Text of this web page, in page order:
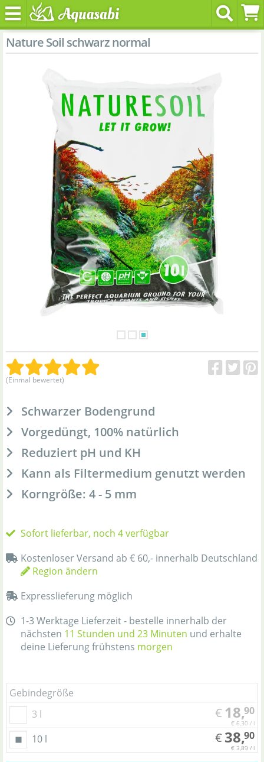
Nature Soil schwarz normal
(Einmal bewertet)
Schwarzer Bodengrund
Vorgedüngt, 100% natürlich
Reduziert pH und KH
Kann als Filtermedium genutzt werden
Korngröße: 4 - 5 mm
Sofort lieferbar, noch 4 verfügbar
Kostenloser Versand ab € 60,- innerhalb Deutschland
Region ändern
Expresslieferung möglich
1-3 Werktage Lieferzeit - bestelle innerhalb der
nächsten 11 Stunden und 23 Minuten und erhalte
deine Lieferung frühstens morgen
Gebindegröße
3 l
€ 18,90
€ 6,30 / l
10 l € 38,90
€ 3,89 / l